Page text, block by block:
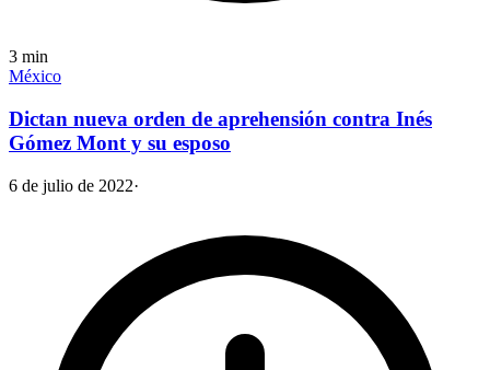
3 min
México
Dictan nueva orden de aprehensión contra Inés
Gómez Mont y su esposo
6 de julio de 2022·